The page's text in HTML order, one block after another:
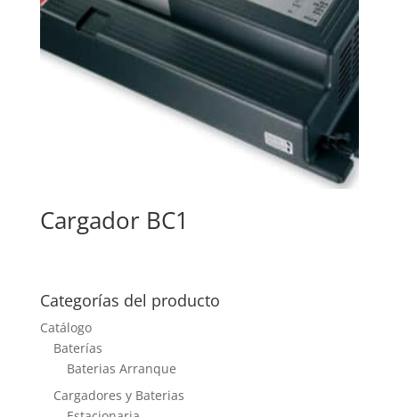
Cargador BC1
Categorías del producto
Catálogo
Baterías
Baterias Arranque
Cargadores y Baterias